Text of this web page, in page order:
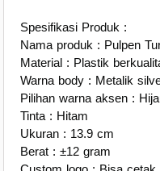
Spesifikasi Produk :
Nama produk : Pulpen
Material : Plastik
Warna body : Metalik
Pilihan warna aksen :
Tinta : Hitam
Ukuran : 13.9 cm
Berat : ±12 gram